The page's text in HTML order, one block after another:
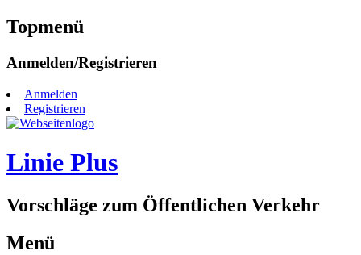
Topmenü
Zum
springen
Anmelden/Registrieren
Anmelden
Registrieren
Linie Plus
Vorschläge zum Öffentlichen Verkehr
Menü